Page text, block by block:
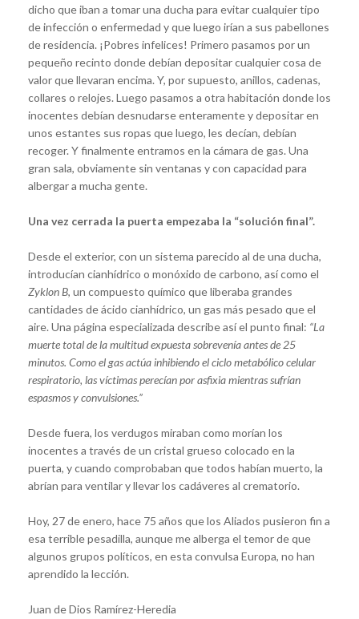
dicho que iban a tomar una ducha para evitar cualquier tipo
de infección o enfermedad y que luego irían a sus pabellones
de residencia. ¡Pobres infelices! Primero pasamos por un
pequeño recinto donde debían depositar cualquier cosa de
valor que llevaran encima. Y, por supuesto, anillos, cadenas,
collares o relojes. Luego pasamos a otra habitación donde los
inocentes debían desnudarse enteramente y depositar en
unos estantes sus ropas que luego, les decían, debían
recoger. Y finalmente entramos en la cámara de gas. Una
gran sala, obviamente sin ventanas y con capacidad para
albergar a mucha gente.
Una vez cerrada la puerta empezaba la “solución final”.
Desde el exterior, con un sistema parecido al de una ducha,
introducían cianhídrico o monóxido de carbono, así como el
Zyklon B, un compuesto químico que liberaba grandes
cantidades de ácido cianhídrico, un gas más pesado que el
aire. Una página especializada describe así el punto final: “La
muerte total de la multitud expuesta sobrevenía antes de 25
minutos. Como el gas actúa inhibiendo el ciclo metabólico celular
respiratorio, las víctimas perecían por asfixia mientras sufrían
espasmos y convulsiones.”
Desde fuera, los verdugos miraban como morían los
inocentes a través de un cristal grueso colocado en la
puerta, y cuando comprobaban que todos habían muerto, la
abrían para ventilar y llevar los cadáveres al crematorio.
Hoy, 27 de enero, hace 75 años que los Aliados pusieron fin a
esa terrible pesadilla, aunque me alberga el temor de que
algunos grupos políticos, en esta convulsa Europa, no han
aprendido la lección.
Juan de Dios Ramírez-Heredia